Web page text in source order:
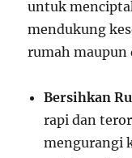
untuk
mendukung
rumah maupun
Bersihkan
rapi dan
mengurangi